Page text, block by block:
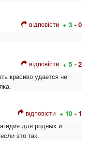
відповісти + 3 - 0
відповісти + 5 - 2
красиво удается не
відповісти + 10 - 1
для родных и
это так.